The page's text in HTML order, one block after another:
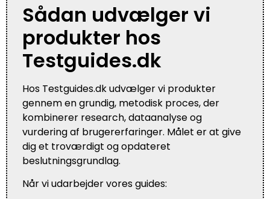
Sådan udvælger vi
produkter hos
Testguides.dk
Hos Testguides.dk udvælger vi produkter
gennem en grundig, metodisk proces, der
kombinerer research, dataanalyse og
vurdering af brugererfaringer. Målet er at give
dig et troværdigt og opdateret
beslutningsgrundlag.
Når vi udarbejder vores guides: